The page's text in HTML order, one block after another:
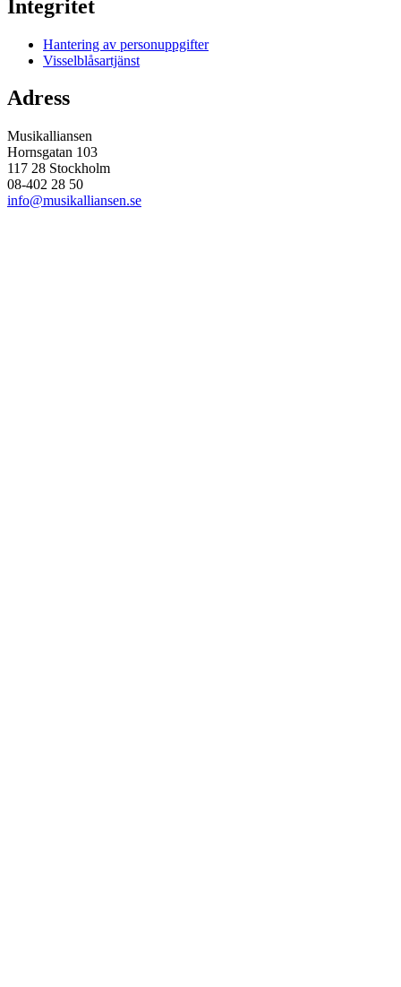
Integritet
Hantering av personuppgifter
Visselblåsartjänst
Adress
Musikalliansen
Hornsgatan 103
117 28 Stockholm
08-402 28 50
info@musikalliansen.se